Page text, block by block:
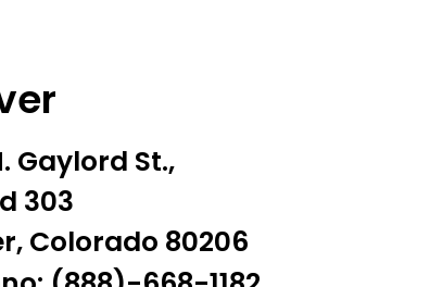
Gaylord St.,
303
Colorado 80206